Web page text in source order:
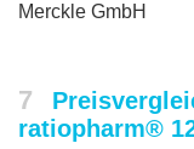
Merckle GmbH
7
ratiopharm®